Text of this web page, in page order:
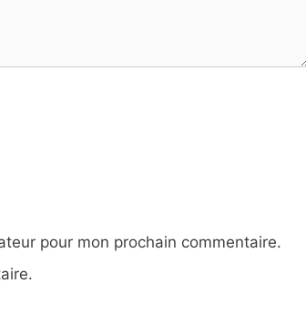
pour mon prochain commentaire.